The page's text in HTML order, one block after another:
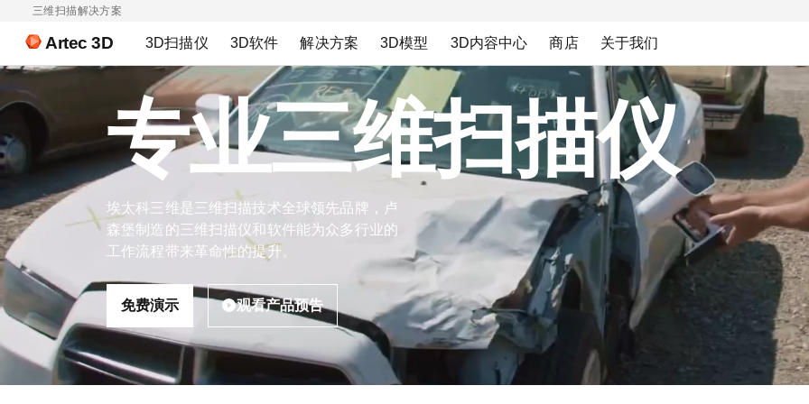
三维扫描解决方案
Artec 3D 3D扫描仪 3D软件 解决方案 3D模型 3D内容中心 商店 关于我们
专业三维扫描仪
埃太科三维是三维扫描技术全球领先品牌，卢
森堡制造的三维扫描仪和软件能为众多行业的
工作流程带来革命性的提升。
免费演示 观看产品预告